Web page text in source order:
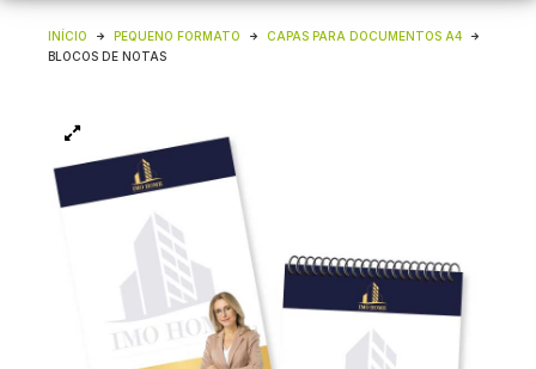
INÍCIO PEQUENO FORMATO
CAPAS PARA DOCUMENTOS A4
BLOCOS DE NOTAS